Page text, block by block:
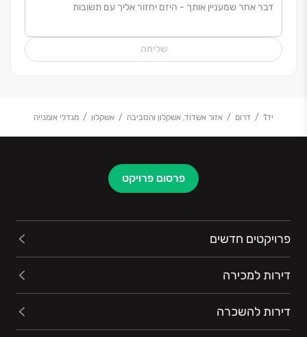
שליחה
יד1 דרום אזור אשדוד, אשקלון והסביבה אשקלון מגדלי אומנייה
פרסום פרויקט
פרויקטים חדשים
דירות למכירה
דירות להשכרה